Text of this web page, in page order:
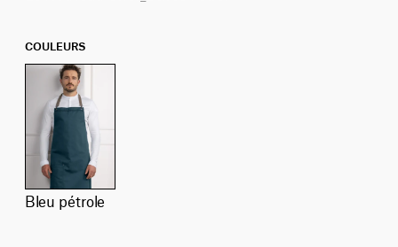
COULEURS
bleu pétrole